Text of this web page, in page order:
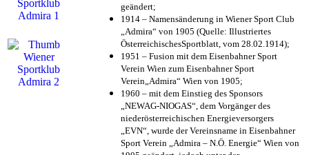
geändert;
1914 – Namensänderung in Wiener Sport Club
„Admira“ von 1905 (Quelle: Illustriertes
ÖsterreichischesSportblatt, vom 28.02.1914);
1951 – Fusion mit dem Eisenbahner Sport
Verein Wien zum Eisenbahner Sport
Verein„Admira“ Wien von 1905;
1960 – mit dem Einstieg des Sponsors
„NEWAG-NIOGAS“, dem Vorgänger des
niederösterreichischen Energieversorgers
„EVN“, wurde der Vereinsname in Eisenbahner
Sport Verein „Admira – N.Ö. Energie“ Wien von